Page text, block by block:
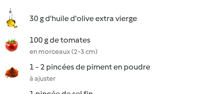
30 g d'huile d'olive extra vierge
100 g de tomates
en morceaux (2-3 cm)
1 - 2 pincées de piment en poudre
à ajuster